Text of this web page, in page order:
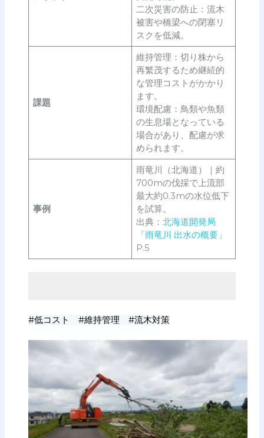
二次災害の防止：流木
被害や橋梁への閉塞リ
スクを低減。
課題
維持管理：切り株から
再繁茂するため継続的
な管理コストがかかり
ます。
環境配慮：鳥類や魚類
の生息場となっている
場合があり、配慮が求
められます。
事例
雨竜川（北海道）｜約
700mの伐採で上流部
最大約0.3mの水位低下
を試算。
出典：北海道開発局
「雨竜川 出水の概要」
P.5
#低コスト #維持管理 #流木対策